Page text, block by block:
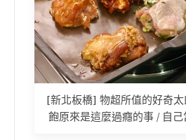
[新北板橋] 物超所值的好奇太
飽原來是這麼過癮的事 / 自